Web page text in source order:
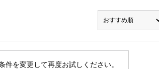
を変更して再度お試しください。